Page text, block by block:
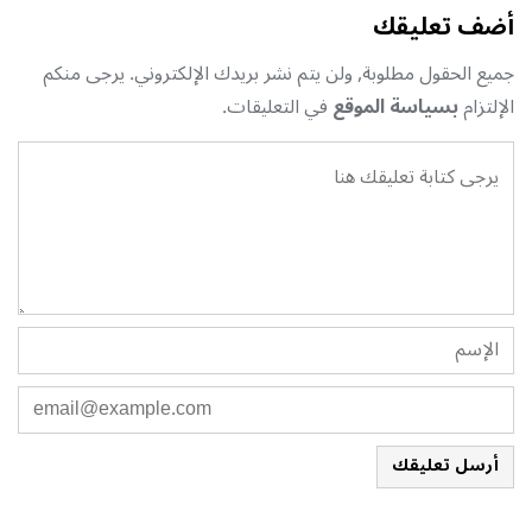
أضف تعليقك
جميع الحقول مطلوبة, ولن يتم نشر بريدك الإلكتروني. يرجى منكم
الإلتزامبسياسة الموقعفي التعليقات.
أرسل تعليقك